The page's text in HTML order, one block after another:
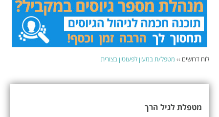
לוח דרושים ›› מטפל/ת במעון לפעוטון בצורית
מטפלת לגיל הרך